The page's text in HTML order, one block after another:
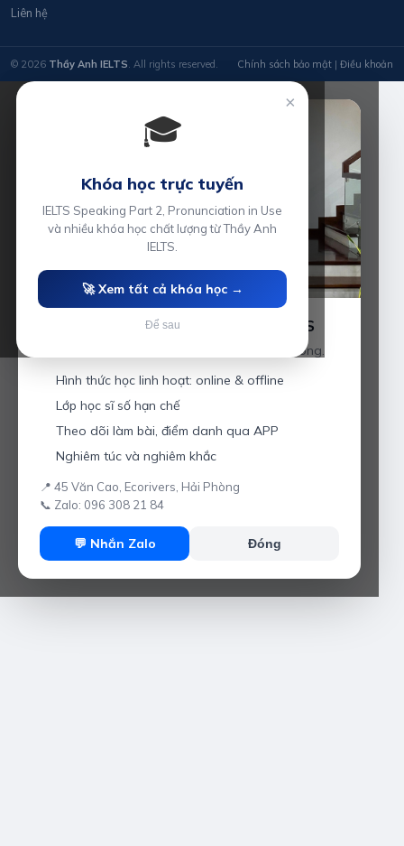
Liên hệ
© 2026 Thầy Anh IELTS. All rights reserved. Chính sách bảo mật | Điều khoản
Luyện thi IELTS cùng Thầy Anh IELTS
Giáo viên hơn 10 năm kinh nghiệm tại Hải Phòng.
Hình thức học linh hoạt: online & offline
Lớp học sĩ số hạn chế
Theo dõi làm bài, điểm danh qua APP
Nghiêm túc và nghiêm khắc
📍 45 Văn Cao, Ecorivers, Hải Phòng
📞 Zalo: 096 308 21 84
💬 Nhắn Zalo Đóng
×
🎓
Khóa học trực tuyến
IELTS Speaking Part 2, Pronunciation in Use
và nhiều khóa học chất lượng từ Thầy Anh
IELTS.
🚀 Xem tất cả khóa học →
Để sau